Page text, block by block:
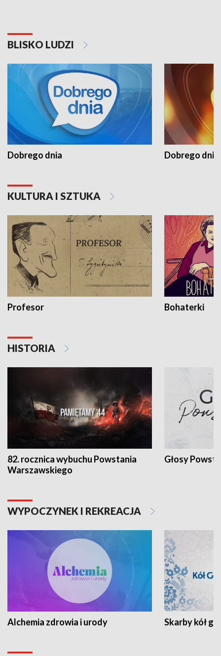
BLISKO LUDZI
Dobrego dnia Dobrego dnia
KULTURA I SZTUKA
Profesor Bohaterki
HISTORIA
82. rocznica wybuchu Powstania
Warszawskiego
Głosy
WYPOCZYNEK I REKREACJA
Alchemia zdrowia i urody Skarby kół